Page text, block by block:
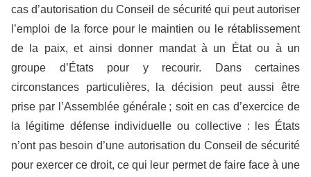
cas d’autorisation du Conseil de sécurité qui peut autoriser
l’emploi de la force pour le maintien ou le rétablissement
de la paix, et ainsi donner mandat à un État ou à un
groupe d’États pour y recourir. Dans certaines
circonstances particulières, la décision peut aussi être
prise par l’Assemblée générale ; soit en cas d’exercice de
la légitime défense individuelle ou collective : les États
n’ont pas besoin d’une autorisation du Conseil de sécurité
pour exercer ce droit, ce qui leur permet de faire face à une